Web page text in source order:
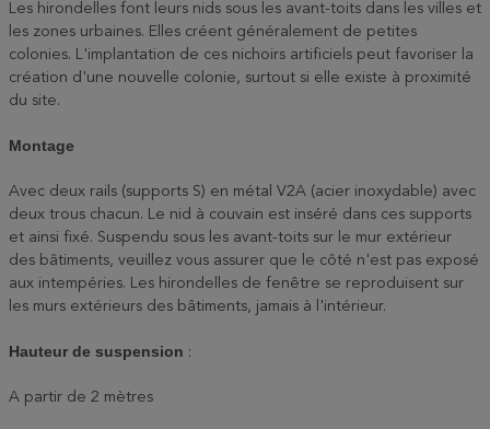
Les hirondelles font leurs nids sous les avant-toits dans les villes et
les zones urbaines. Elles créent généralement de petites
colonies. L'implantation de ces nichoirs artificiels peut favoriser la
création d'une nouvelle colonie, surtout si elle existe à proximité
du site.
Montage
Avec deux rails (supports S) en métal V2A (acier inoxydable) avec
deux trous chacun. Le nid à couvain est inséré dans ces supports
et ainsi fixé. Suspendu sous les avant-toits sur le mur extérieur
des bâtiments, veuillez vous assurer que le côté n'est pas exposé
aux intempéries. Les hirondelles de fenêtre se reproduisent sur
les murs extérieurs des bâtiments, jamais à l'intérieur.
Hauteur de suspension :
A partir de 2 mètres